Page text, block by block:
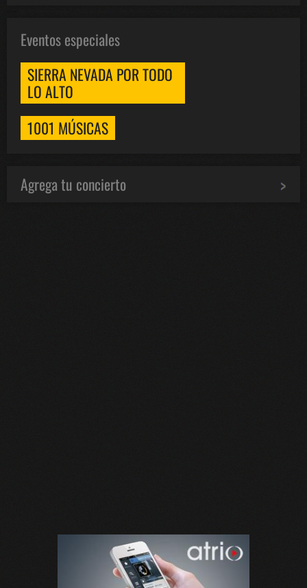
Eventos especiales
SIERRA NEVADA POR TODO
LO ALTO
1001 MÚSICAS
Agrega tu concierto